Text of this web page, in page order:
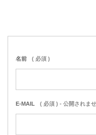
名前 ( 必須 )
E-MAIL ( 必須 ) - 公開されま